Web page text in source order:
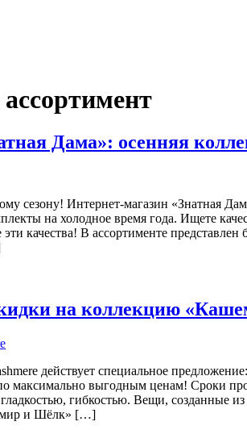
Дама»: осенняя
сезону! Интернет-магазин «Знатная
на холодное время года. Ищете
качества! В ассортименте
на коллекцию
действует специальное
максимально выгодным ценам! Сроки
гибкостью. Вещи, созданные
и Шёлк» […]